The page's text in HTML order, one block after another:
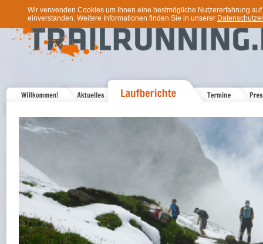
Wir verwenden Cookies um Ihnen eine bestmögliche Nutzererfahrung
einverstanden. Weitere Informationen finden Sie in unserer